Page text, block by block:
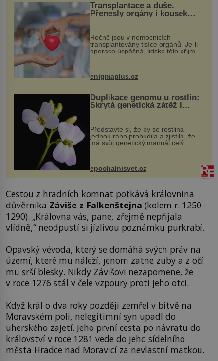
Transplantace a duše.
Přenesly orgány i kousek
Ročně jsou v nemocnicích
transplantovány tisíce orgánů. Je-li
operace úspěšná, lidské tělo přijme
enigmaplus.cz
Duplikace genomu u rostlin:
Skrytá genetická zátěž i
Představte si, že by se rostlina
jednou ráno probudila a zjistila, že
má svůj genetický manuál celý
vstupenka...
epochalnisvet.cz
Cestou z hradních komnat potkává královnina
důvěrníka Záviše z Falkenštejna (kolem r. 1250–
1290). „Královna vás, pane, zřejmě nepřijala
vlídně,“ neodpustí si jízlivou poznámku purkrabí.
Opavský vévoda, který se domáhá svých práv na
území, které mu náleží, jenom zatne zuby a z očí
mu srší blesky. Nikdy Závišovi nezapomene, že
v roce 1276 stál v čele vzpoury proti jeho otci.
Když král o dva roky později zemřel v bitvě na
Moravském poli, nelegitimní syn upadl do
uherského zajetí. Jeho první cesta po návratu do
království v roce 1281 vede do jeho sídelního
města Hradce nad Moravicí za nevlastní matkou.